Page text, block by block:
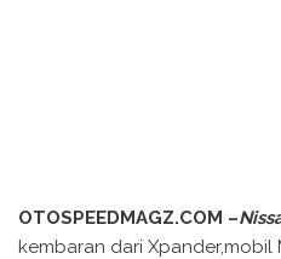
OTOSPEEDMAGZ.COM –
kembaran dari Xpander,mobil